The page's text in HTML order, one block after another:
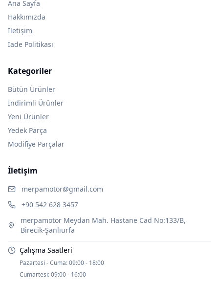
Ana Sayfa
Hakkımızda
İletişim
İade Politikası
Kategoriler
Bütün Ürünler
İndirimli Ürünler
Yeni Ürünler
Yedek Parça
Modifiye Parçalar
İletişim
merpamotor@gmail.com
+90 542 628 3457
merpamotor Meydan Mah. Hastane Cad No:133/B,
Birecik-Şanlıurfa
Çalışma Saatleri
Pazartesi - Cuma:09:00 - 18:00
Cumartesi:09:00 - 16:00